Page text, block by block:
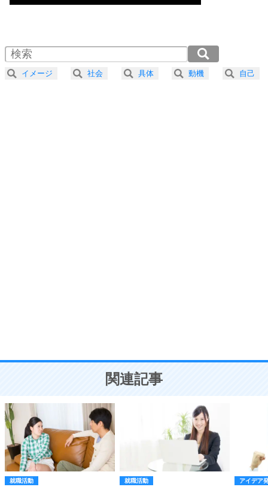
気楽に生きる30の方法
4 器の大きい人は、怒りを優しさで表現する。
ことが大切。
2.0倍速 （257KB 1分5秒）
2.5倍速 （206KB 52秒）
3.0倍速 （171KB 43秒）
イメージ 社会 具体 動機 自己
関連記事
就職活動 就職活動 アイデア